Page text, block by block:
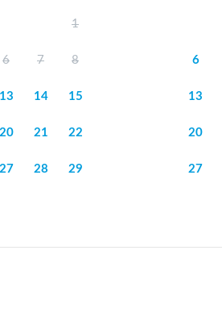
1
6 7 8
13 14 15
20 21 22
27 28 29
6
13
20
27